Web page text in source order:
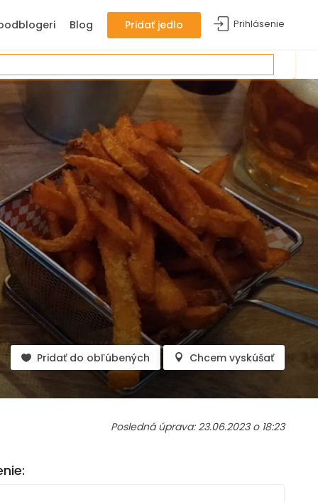
Prihlásenie
Blog Pridať jedlo
Pridať do obľúbených Chcem vyskúšať
Posledná úprava: 23.06.2023 o 18:23